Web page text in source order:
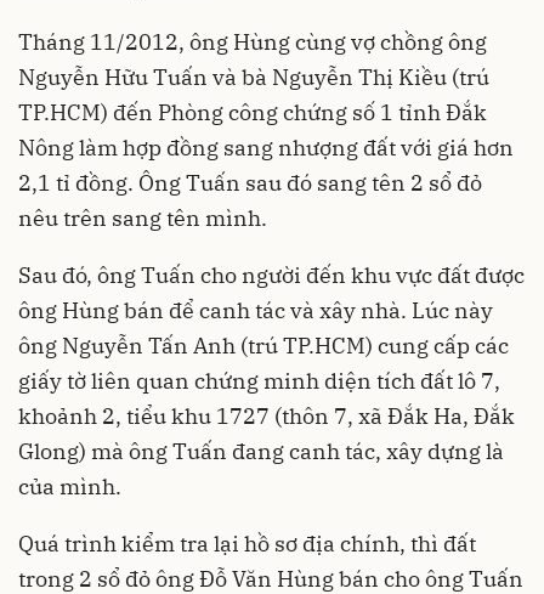
Tháng 11/2012, ông Hùng cùng vợ chồng ông
Nguyễn Hữu Tuấn và bà Nguyễn Thị Kiều (trú
TP.HCM) đến Phòng công chứng số 1 tỉnh Đắk
Nông làm hợp đồng sang nhượng đất với giá hơn
2,1 tỉ đồng. Ông Tuấn sau đó sang tên 2 sổ đỏ
nêu trên sang tên mình.
Sau đó, ông Tuấn cho người đến khu vực đất được
ông Hùng bán để canh tác và xây nhà. Lúc này
ông Nguyễn Tấn Anh (trú TP.HCM) cung cấp các
giấy tờ liên quan chứng minh diện tích đất lô 7,
khoảnh 2, tiểu khu 1727 (thôn 7, xã Đắk Ha, Đắk
Glong) mà ông Tuấn đang canh tác, xây dựng là
của mình.
Quá trình kiểm tra lại hồ sơ địa chính, thì đất
trong 2 sổ đỏ ông Đỗ Văn Hùng bán cho ông Tuấn